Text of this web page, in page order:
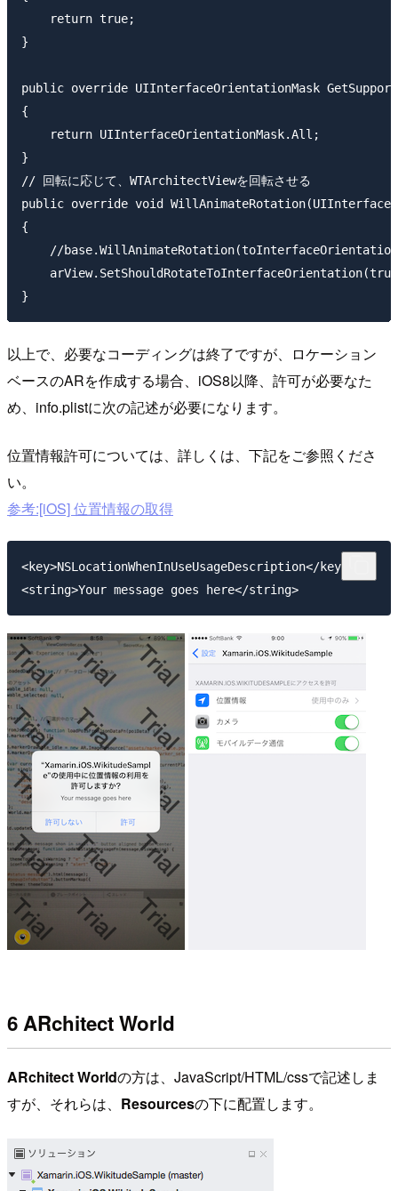
    return true;
}
public override UIInterfaceOrientationMask
{
    return UIInterfaceOrientationMask.All;
}
// 回転に応じて、WTArchitectViewを回転させる
public override void
{
//
以上で、必要なコーディングは終了ですが、ロケーション
ベースのARを作成する場合、iOS8以降、許可が必要なた
め、info.plistに次の記述が必要になります。
位置情報許可については、詳しくは、下記をご参照くださ
い。
参考:[iOS] 位置情報の取得
<key>NSLocationWhenInUseUsageDescription</key>
6 ARchitect World
ARchitect Worldの方は、JavaScript/HTML/cssで記述しま
すが、それらは、 Resourcesの下に配置します。